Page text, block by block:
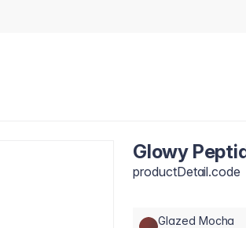
Glowy
productDetail.code
Glazed Mocha